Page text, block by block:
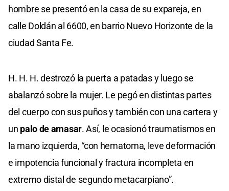
hombre se presentó en la casa de su expareja, en
calle Doldán al 6600, en barrio Nuevo Horizonte de la
ciudad Santa Fe.
H. H. H. destrozó la puerta a patadas y luego se
abalanzó sobre la mujer. Le pegó en distintas partes
del cuerpo con sus puños y también con una cartera y
un palo de amasar. Así, le ocasionó traumatismos en
la mano izquierda, “con hematoma, leve deformación
e impotencia funcional y fractura incompleta en
extremo distal de segundo metacarpiano”.